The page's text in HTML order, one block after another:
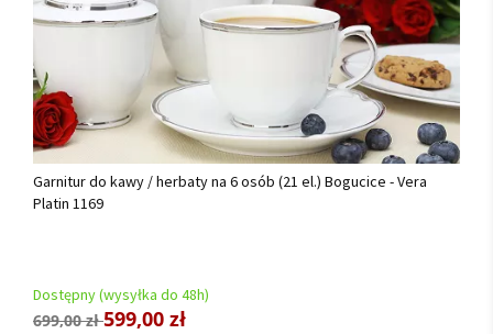
Garnitur do kawy / herbaty na 6 osób (21 el.) Bogucice - Vera
Platin 1169
Dostępny (wysyłka do 48h)
699,00 zł599,00 zł